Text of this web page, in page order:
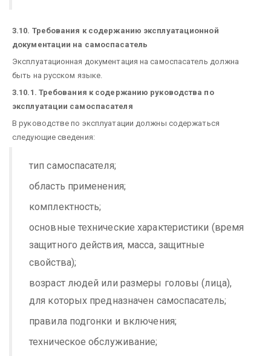
3.10. Требования к содержанию эксплуатационной
документации на самоспасатель
Эксплуатационная документация на самоспасатель должна
быть на русском языке.
3.10.1. Требования к содержанию руководства по
эксплуатации самоспасателя
В руководстве по эксплуатации должны содержаться
следующие сведения:
тип самоспасателя;
область применения;
комплектность;
основные технические характеристики (время
защитного действия, масса, защитные
свойства);
возраст людей или размеры головы (лица),
для которых предназначен самоспасатель;
правила подгонки и включения;
техническое обслуживание;